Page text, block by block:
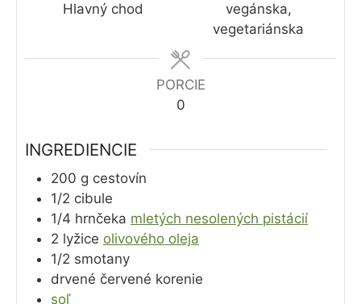
Hlavný chod
vegánska,
vegetariánska
PORCIE
0
INGREDIENCIE
200 g cestovín
1/2 cibule
1/4 hrnčeka mletých nesolených pistácií
2 lyžice olivového oleja
1/2 smotany
drvené červené korenie
soľ